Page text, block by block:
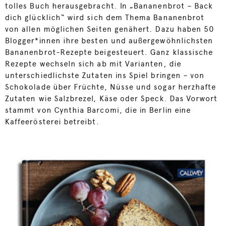
tolles Buch herausgebracht. In „Bananenbrot – Back
dich glücklich“ wird sich dem Thema Bananenbrot
von allen möglichen Seiten genähert. Dazu haben 50
Blogger*innen ihre besten und außergewöhnlichsten
Bananenbrot-Rezepte beigesteuert. Ganz klassische
Rezepte wechseln sich ab mit Varianten, die
unterschiedlichste Zutaten ins Spiel bringen – von
Schokolade über Früchte, Nüsse und sogar herzhafte
Zutaten wie Salzbrezel, Käse oder Speck. Das Vorwort
stammt von Cynthia Barcomi, die in Berlin eine
Kaffeerösterei betreibt.